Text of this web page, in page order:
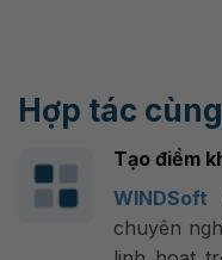
Hợp tác
Tạo điểm
WINDSoft
chuyên